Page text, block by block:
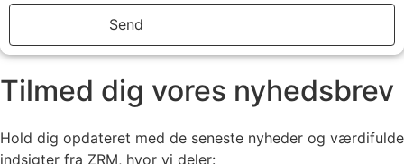
Send
Tilmed dig vores nyhedsbrev
Hold dig opdateret med de seneste nyheder og værdifulde
indsigter fra ZRM, hvor vi deler: